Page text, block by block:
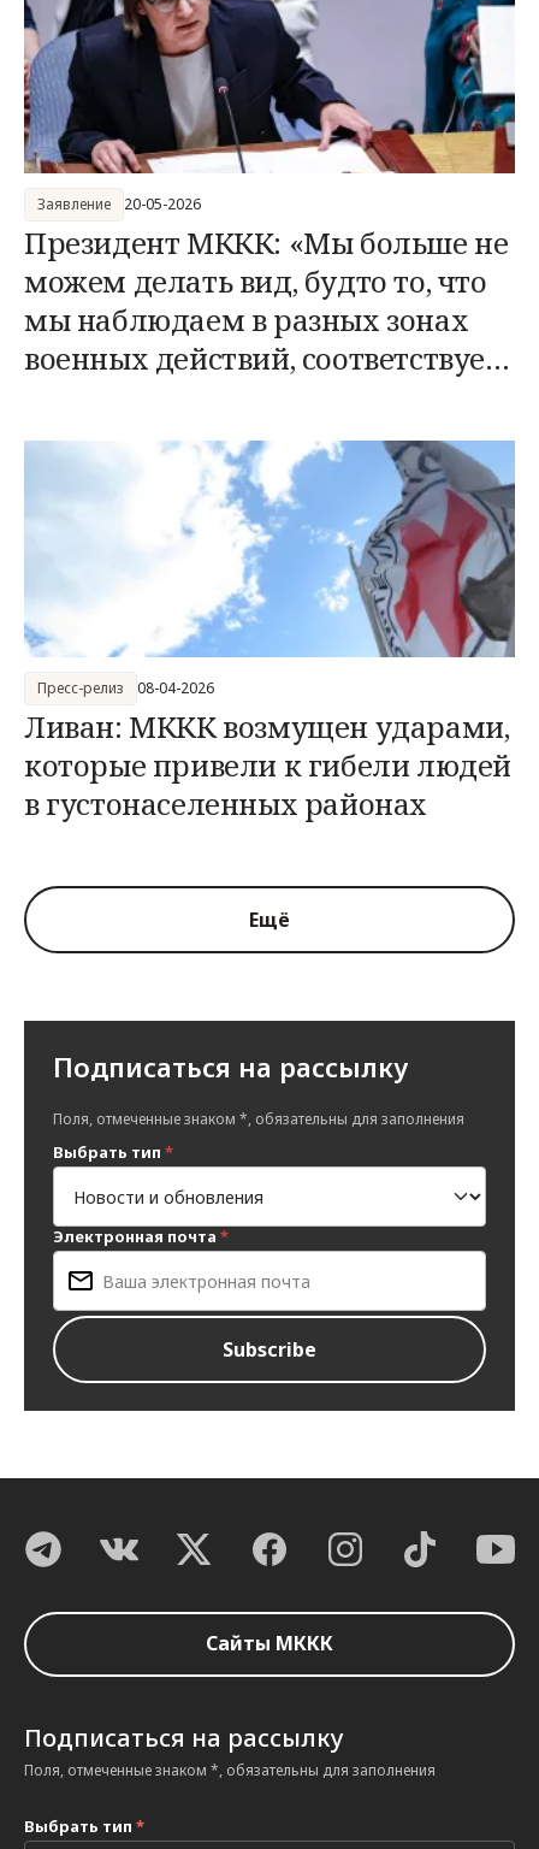
Президент МККК: «Мы больше не
можем делать вид, будто то, что
мы наблюдаем в разных зонах
военных действий, соответствует
Заявление 20-05-2026
Ливан: МККК возмущен ударами,
которые привели к гибели людей
в густонаселенных районах
Пресс-релиз 08-04-2026
Ещё
Подписаться на рассылку
Поля, отмеченные знаком *, обязательны для заполнения
Выбрать тип *
Электронная почта *
Сайты МККК
Подписаться на рассылку
Поля, отмеченные знаком *, обязательны для заполнения
Выбрать тип *